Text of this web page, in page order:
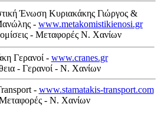
Ένωση Κυριακάκης Γιώργος &
- www.metakomistikienosi.gr
- Μεταφορές Ν. Χανίων
Γερανοί - www.cranes.gr
- Γερανοί - Ν. Χανίων
- www.stamatakis-transport.com
Μεταφορές - Ν. Χανίων